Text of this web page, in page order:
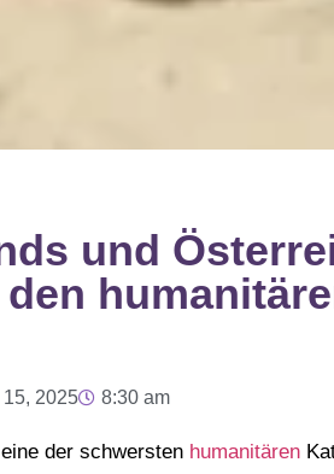
und
15, 2025 8:30 am
der schwersten humanitären